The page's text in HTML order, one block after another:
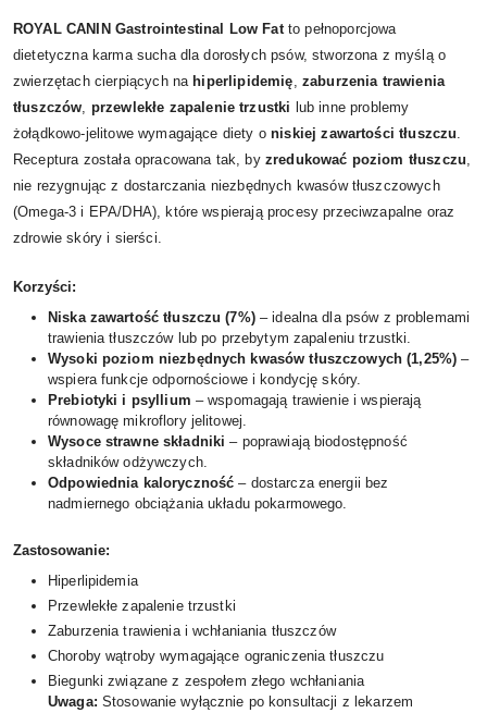
ROYAL CANIN Gastrointestinal Low Fatto pełnoporcjowa
dietetyczna karma sucha dla dorosłych psów, stworzona z myślą o
zwierzętach cierpiących na hiperlipidemię, zaburzenia trawienia
tłuszczów, przewlekłe zapalenie trzustki lub inne problemy
żołądkowo-jelitowe wymagające diety oniskiej zawartości tłuszczu.
Receptura została opracowana tak, by zredukować poziom tłuszczu,
nie rezygnując z dostarczania niezbędnych kwasów tłuszczowych
(Omega-3 i EPA/DHA), które wspierają procesy przeciwzapalne oraz
zdrowie skóry i sierści.
Korzyści:
Niska zawartość tłuszczu (7%)– idealna dla psów z problemami
trawienia tłuszczów lub po przebytym zapaleniu trzustki.
Wysoki poziom niezbędnych kwasów tłuszczowych (1,25%) –
wspiera funkcje odpornościowe i kondycję skóry.
Prebiotyki i psyllium – wspomagają trawienie i wspierają
równowagę mikroflory jelitowej.
Wysoce strawne składniki – poprawiają biodostępność
składników odżywczych.
Odpowiednia kaloryczność – dostarcza energii bez
nadmiernego obciążania układu pokarmowego.
Zastosowanie:
Hiperlipidemia
Przewlekłe zapalenie trzustki
Zaburzenia trawienia i wchłaniania tłuszczów
Choroby wątroby wymagające ograniczenia tłuszczu
Biegunki związane z zespołem złego wchłaniania
Uwaga: Stosowanie wyłącznie po konsultacji z lekarzem